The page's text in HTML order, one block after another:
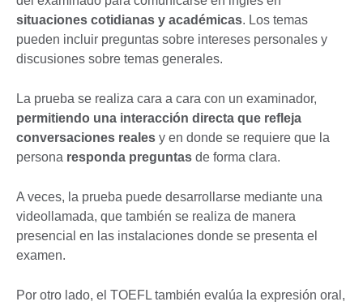
situaciones cotidianas y académicas. Los temas
pueden incluir preguntas sobre intereses personales y
discusiones sobre temas generales.
La prueba se realiza cara a cara con un examinador,
permitiendo una interacción directa que refleja
conversaciones reales y en donde se requiere que la
persona responda preguntas de forma clara.
A veces, la prueba puede desarrollarse mediante una
videollamada, que también se realiza de manera
presencial en las instalaciones donde se presenta el
examen.
Por otro lado, el TOEFL también evalúa la expresión oral,